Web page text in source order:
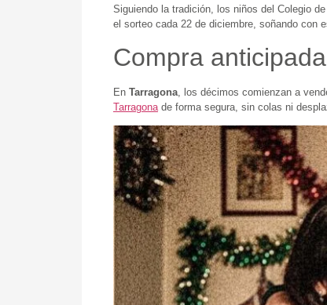
Siguiendo la tradición, los niños del Colegio
el sorteo cada 22 de diciembre, soñando con
Compra
En Tarragona, los décimos comienzan a
Tarragonade forma segura, sin colas ni